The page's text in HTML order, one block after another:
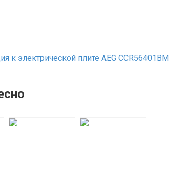
к электрической плите AEG CCR56401BM